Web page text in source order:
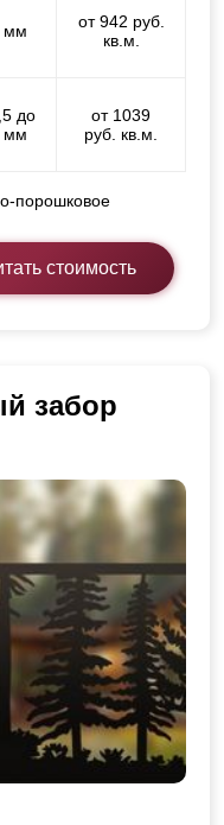
мм
от 942 руб.
кв.м.
до
мм
от 1039
руб. кв.м.
порошковое
стоимость
забор